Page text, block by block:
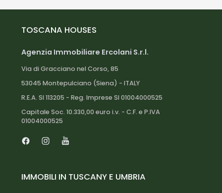
TOSCANA HOUSES
Agenzia Immobiliare Ercolani S.r.l.
Via di Gracciano nel Corso, 85
53045 Montepulciano (Siena) - ITALY
R.E.A. SI 113205 - Reg. Imprese SI 01004000525
Capitale Soc. 10.330,00 euro i.v. - C.F. e P.IVA
01004000525
IMMOBILI IN TUSCANY E UMBRIA